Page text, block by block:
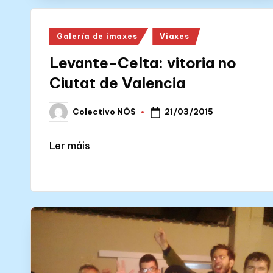
Posted
Galería de imaxes Viaxes
Levante-Celta: vitoria no
Ciutat de Valencia
Posted
by
Colectivo NÓS 21/03/2015
Ler máis